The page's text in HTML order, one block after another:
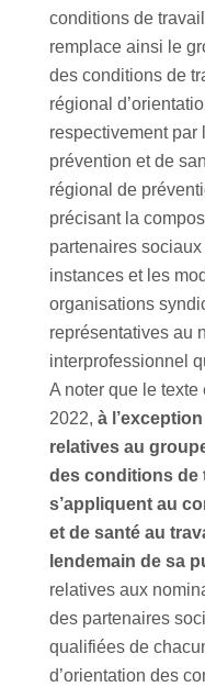
conditions de
remplace ainsi le
des conditions de
régional
respectivement
prévention et de
régional de
précisant la
partenaires
instances et les
organisations
représentatives au
interprofessionnel
A noter que le
2022, à
relatives au
des conditions de
s’appliquent au
et de santé au
lendemain de sa
relatives aux
des partenaires
qualifiées de
d’orientation des